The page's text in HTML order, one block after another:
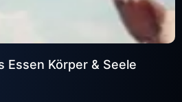
Körper & Seele